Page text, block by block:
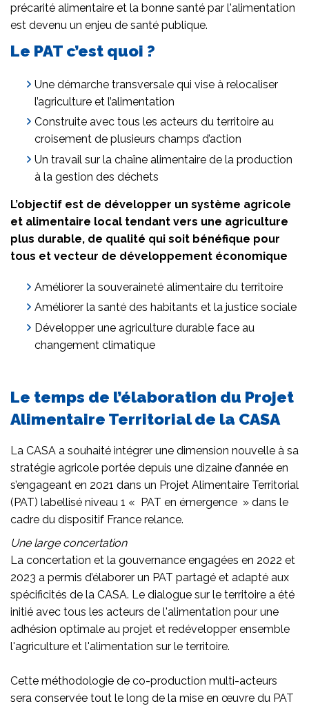
précarité alimentaire et la bonne santé par l'alimentation
est devenu un enjeu de santé publique.
Le PAT c’est quoi ?
Une démarche transversale qui vise à relocaliser
l’agriculture et l’alimentation
Construite avec tous les acteurs du territoire au
croisement de plusieurs champs d’action
Un travail sur la chaîne alimentaire de la production
à la gestion des déchets
L’objectif est de développer un système agricole
et alimentaire local tendant vers une agriculture
plus durable, de qualité qui soit bénéfique pour
tous et vecteur de développement économique
Améliorer la souveraineté alimentaire du territoire
Améliorer la santé des habitants et la justice sociale
Développer une agriculture durable face au
changement climatique
Le temps de l’élaboration du Projet
Alimentaire Territorial de la CASA
La CASA a souhaité intégrer une dimension nouvelle à sa
stratégie agricole portée depuis une dizaine d’année en
s’engageant en 2021 dans un Projet Alimentaire Territorial
(PAT) labellisé niveau 1 « PAT en émergence » dans le
cadre du dispositif France relance.
Une large concertation
La concertation et la gouvernance engagées en 2022 et
2023 a permis d’élaborer un PAT partagé et adapté aux
spécificités de la CASA. Le dialogue sur le territoire a été
initié avec tous les acteurs de l'alimentation pour une
adhésion optimale au projet et redévelopper ensemble
l'agriculture et l'alimentation sur le territoire.
Cette méthodologie de co-production multi-acteurs
sera conservée tout le long de la mise en œuvre du PAT